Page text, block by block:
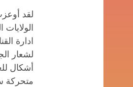
لشعار
أشكال
متحركة